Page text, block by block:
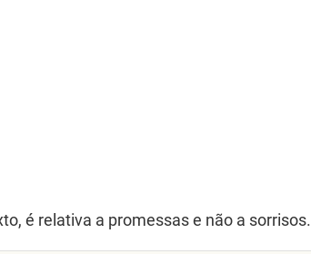
é relativa a promessas e não a sorrisos.